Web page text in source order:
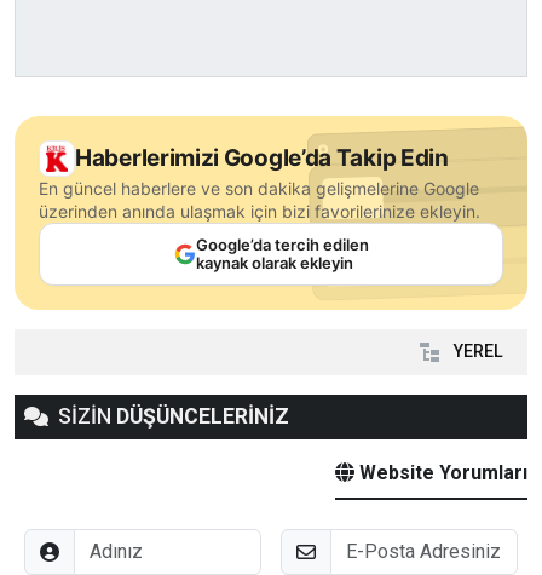
Haberlerimizi Google’da Takip Edin
En güncel haberlere ve son dakika gelişmelerine Google
üzerinden anında ulaşmak için bizi favorilerinize ekleyin.
Google’da tercih edilen
kaynak olarak ekleyin
YEREL
SİZİN DÜŞÜNCELERİNİZ
Website Yorumları
Adınız E-Posta